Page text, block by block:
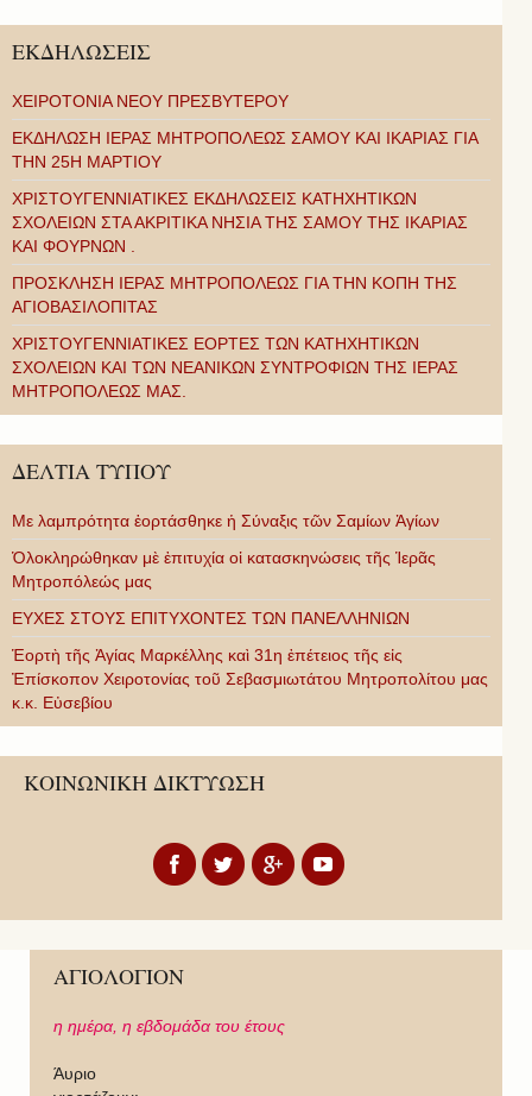
ΕΚΔΗΛΩΣΕΙΣ
ΧΕΙΡΟΤΟΝΙΑ ΝΕΟΥ ΠΡΕΣΒΥΤΕΡΟΥ
ΕΚΔΗΛΩΣΗ ΙΕΡΑΣ ΜΗΤΡΟΠΟΛΕΩΣ ΣΑΜΟΥ ΚΑΙ ΙΚΑΡΙΑΣ ΓΙΑ
ΤΗΝ 25Η ΜΑΡΤΙΟΥ
ΧΡΙΣΤΟΥΓΕΝΝΙΑΤΙΚΕΣ ΕΚΔΗΛΩΣΕΙΣ ΚΑΤΗΧΗΤΙΚΩΝ
ΣΧΟΛΕΙΩΝ ΣΤΑ ΑΚΡΙΤΙΚΑ ΝΗΣΙΑ ΤΗΣ ΣΑΜΟΥ ΤΗΣ ΙΚΑΡΙΑΣ
ΚΑΙ ΦΟΥΡΝΩΝ .
ΠΡΟΣΚΛΗΣΗ ΙΕΡΑΣ ΜΗΤΡΟΠΟΛΕΩΣ ΓΙΑ ΤΗΝ ΚΟΠΗ ΤΗΣ
ΑΓΙΟΒΑΣΙΛΟΠΙΤΑΣ
ΧΡΙΣΤΟΥΓΕΝΝΙΑΤΙΚΕΣ ΕΟΡΤΕΣ ΤΩΝ ΚΑΤΗΧΗΤΙΚΩΝ
ΣΧΟΛΕΙΩΝ ΚΑΙ ΤΩΝ ΝΕΑΝΙΚΩΝ ΣΥΝΤΡΟΦΙΩΝ ΤΗΣ ΙΕΡΑΣ
ΜΗΤΡΟΠΟΛΕΩΣ ΜΑΣ.
ΔΕΛΤΙΑ ΤΥΠΟΥ
Με λαμπρότητα ἑορτάσθηκε ἡ Σύναξις τῶν Σαμίων Ἁγίων
Ὁλοκληρώθηκαν μὲ ἐπιτυχία οἱ κατασκηνώσεις τῆς Ἱερᾶς
Μητροπόλεώς μας
ΕΥΧΕΣ ΣΤΟΥΣ ΕΠΙΤΥΧΟΝΤΕΣ ΤΩΝ ΠΑΝΕΛΛΗΝΙΩΝ
Ἑορτὴ τῆς Ἁγίας Μαρκέλλης καὶ 31η ἐπέτειος τῆς εἰς
Ἐπίσκοπον Χειροτονίας τοῦ Σεβασμιωτάτου Μητροπολίτου μας
κ.κ. Εὐσεβίου
ΚΟΙΝΩΝΙΚΗ ΔΙΚΤΥΩΣΗ
ΑΓΙΟΛΟΓΙΟΝ
η ημέρα, η εβδομάδα του έτους
Άυριο